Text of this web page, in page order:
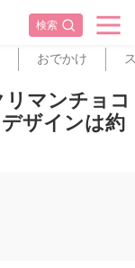
検索
おでかけ
リマンチョコ
ザインは約